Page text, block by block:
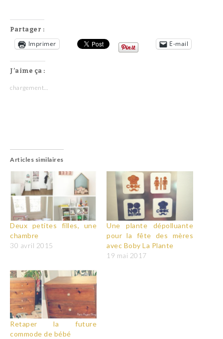
Partager :
Imprimer E-mail
J’aime ça :
chargement…
Articles similaires
Deux petites filles, une
chambre
30 avril 2015
Une plante dépolluante
pour la fête des mères
avec Boby La Plante
19 mai 2017
Retaper la future
commode de bébé